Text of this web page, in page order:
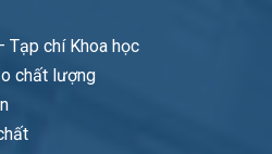
Tạp chí Khoa học
chất lượng